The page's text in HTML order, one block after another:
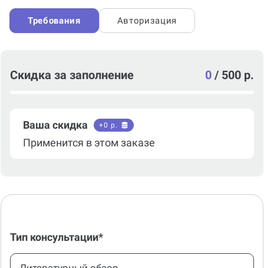
Требования Авторизация
Скидка за заполнение 0 / 500 р.
Ваша скидка +0 р.
Применится в этом заказе
Тип консультации*